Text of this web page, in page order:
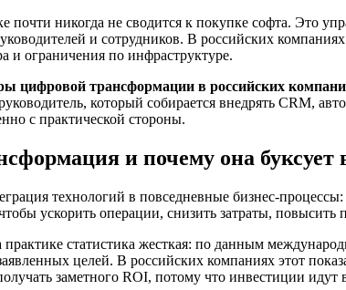
почти никогда не сводится к покупке софта. Это
и сотрудников. В российских
и ограничения по инфраструктуре.
цифровой трансформации в российских
который собирается внедрять CRM,
с практической стороны.
и почему она буксует
технологий в повседневные бизнес-
ускорить операции, снизить затраты,
статистика жесткая: по данным
целей. В российских компаниях этот
заметного ROI, потому что инвестиции